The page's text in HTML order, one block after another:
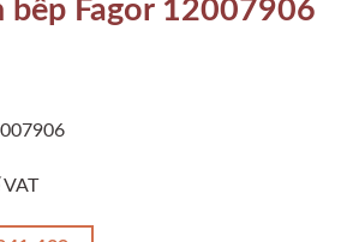
bếp Fagor 12007906